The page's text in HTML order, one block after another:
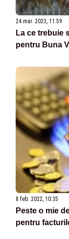
24 mar. 2023, 11:59
La ce trebuie
pentru Buna
8 feb. 2022, 10:35
Peste o mie
pentru